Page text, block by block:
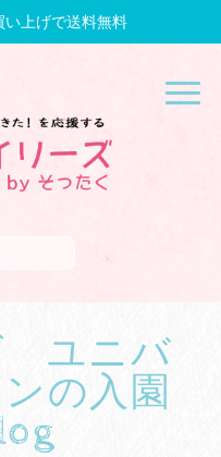
上げで送料無料
ユニバ
の入園